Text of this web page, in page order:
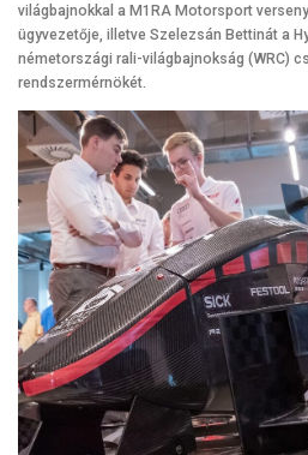
világbajnokkal a M1RA Motorsport
ügyvezetője, illetve Szelezsán Bettinát a
németországi rali-világbajnokság (WRC)
rendszermérnökét.